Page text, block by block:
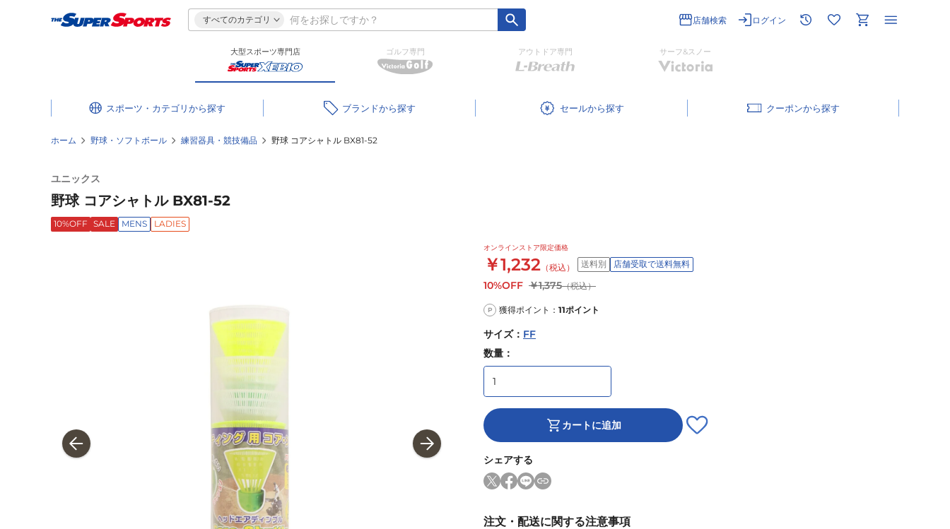
すべてのカテゴリ 店舗検索 ログイン
大型スポーツ専門店 ゴルフ専門 アウトドア専門 サーフ&スノー
スポーツ・カテゴリ ブランド セール クーポン
ホーム 野球・ソフトボール 練習器具・競技備品 野球 コアシャトル BX81-52
ユニックス
野球 コアシャトル BX81-52
10%OFF SALE MENS LADIES
オンラインストア限定価格
￥1,232 （税込） 送料別 店舗受取で送料無料
10%OFF ￥1,375（税込）
P 獲得ポイント： 11ポイント
サイズ： FF
数量：
カートに追加
シェアする
注文・配送に関する注意事項